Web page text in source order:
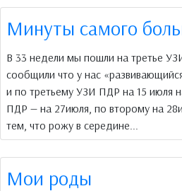
Минуты самого
В 33 недели мы пошли на третье
сообщили что у нас
и по третьему УЗИ ПДР на 15 июля
ПДР — на 27июля, по второму на
тем, что рожу в середине...
Мои роды